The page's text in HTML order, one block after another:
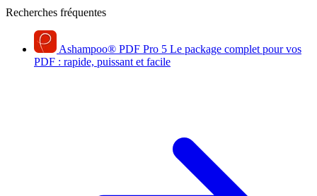
Recherches fréquentes
Ashampoo® PDF Pro 5 Le package complet pour vos
PDF : rapide, puissant et facile